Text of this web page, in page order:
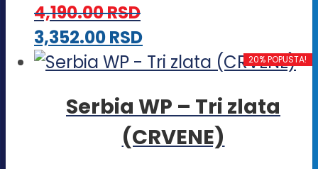
4,190.00RSD
3,352.00RSDOvaj
proizvod
više
varijanti.
20% POPUSTA!
Serbia WP – Tri zlata
(CRVENE)